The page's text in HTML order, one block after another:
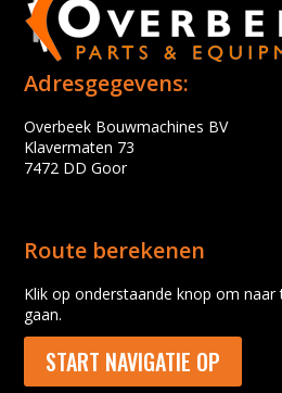
Adresgegevens:
Overbeek Bouwmachines BV
Klavermaten 73
7472 DD Goor
Route berekenen
Klik op onderstaande knop om
gaan.
START NAVIGATIE OP